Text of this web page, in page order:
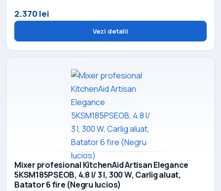
2.370 lei
Vezi detalii
Mixer profesional KitchenAid Artisan Elegance
5KSM185PSEOB, 4.8 l/ 3 l, 300 W, Carlig aluat,
Batator 6 fire (Negru lucios)